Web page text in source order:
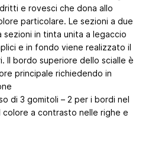
e rovesci che dona allo
particolare. Le sezioni a due
in tinta unita a legaccio
e in fondo viene realizzato il
Il bordo superiore dello scialle è
principale richiedendo in
di 3 gomitoli – 2 per i bordi nel
a contrasto nelle righe e